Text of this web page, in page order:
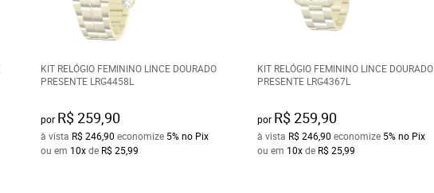
KIT RELÓGIO FEMININO LINCE DOURADO
PRESENTE LRG4458L
por R$ 259,90
à vista R$ 246,90 economize 5% no Pix
ou em 10xde R$ 25,99
KIT RELÓGIO FEMININO LINCE DOURADO
PRESENTE LRG4367L
por R$ 259,90
à vista R$ 246,90 economize 5%no Pix
ou em 10xde R$ 25,99